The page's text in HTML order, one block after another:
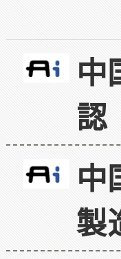
中
認
中
製